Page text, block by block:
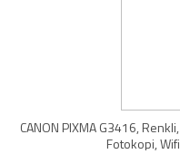
CANON PIXMA G3416, Renkli,
Fotokopi, Wifi